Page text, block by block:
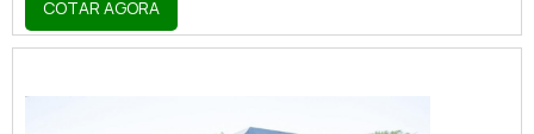
indústrias e descobrindo a líder do
mercado.MAIS DETALHES INTERESSANTES
COTAR AGORA